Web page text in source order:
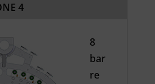
4
8
bar
re